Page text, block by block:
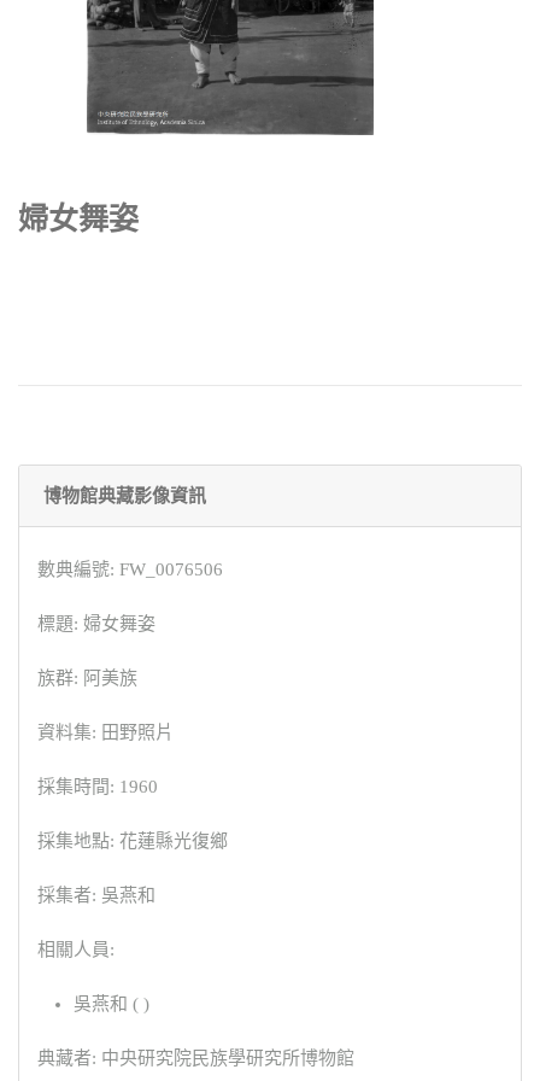
婦女舞姿
博物館典藏影像資訊
數典編號: FW_0076506
標題: 婦女舞姿
族群: 阿美族
資料集: 田野照片
採集時間: 1960
採集地點: 花蓮縣光復鄉
採集者: 吳燕和
相關人員:
吳燕和 ( )
典藏者: 中央研究院民族學研究所博物館